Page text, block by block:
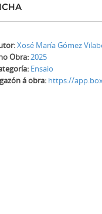
Xosé María Gómez
Obra:2025
Ensaio
á obra: https://